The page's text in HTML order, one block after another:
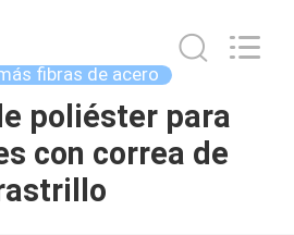
fibras de acero
poliéster para
con correa de